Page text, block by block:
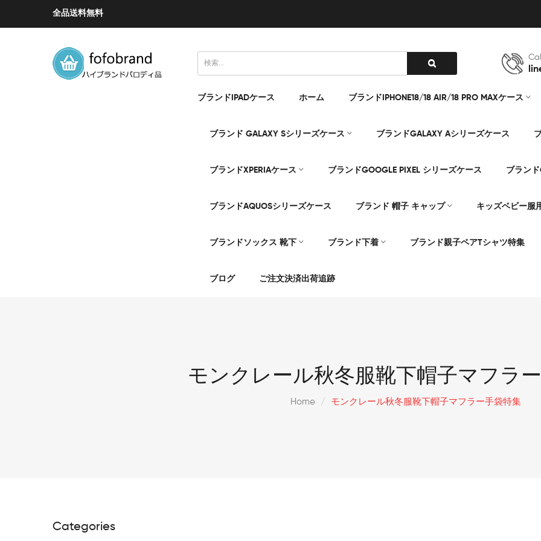
全品送料無料
ブランドIPADケース ホーム ブランドIPHONE18/18 AIR/18 PRO MAXケース
ブランド GALAXY Sシリーズケース ブランドGALAXY Aシリーズケース
ブランドXPERIAケース ブランドGOOGLE PIXEL シリーズケース ブラン
ブランドAQUOSシリーズケース ブランド 帽子 キャップ キッズベビー服
ブランドソックス 靴下 ブランド下着 ブランド親子ペアTシャツ特集
ブログ ご注文決済出荷追跡
モンクレール秋冬服靴下帽子マフラ
Home モンクレール秋冬服靴下帽子マフラー手袋特集
Categories